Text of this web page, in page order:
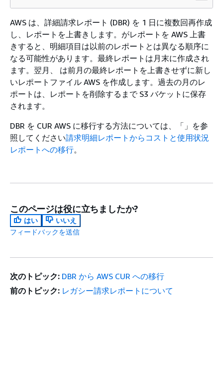
AWS は、詳細請求レポート (DBR) を 1 日に複数回再作成
し、レポートを上書きします。がレポートを AWS 上書
きすると、明細項目は以前のレポートとは異なる順序に
なる可能性があります。最終レポートは月末に作成され
ます。翌月、 は前月の最終レポートを上書きせずに新し
いレポートファイル AWS を作成します。過去の月のレ
ポートは、レポートを削除するまで S3 バケットに保存
されます。
DBR を CUR AWS に移行する方法については、「」を参
照してください請求明細レポートからコストと使用状況
レポートへの移行。
このページは役に立ちましたか?
はい
いいえ
フィードバックを送信
次のトピック: DBR から AWS CUR への移行
前のトピック: レガシー請求レポートについて